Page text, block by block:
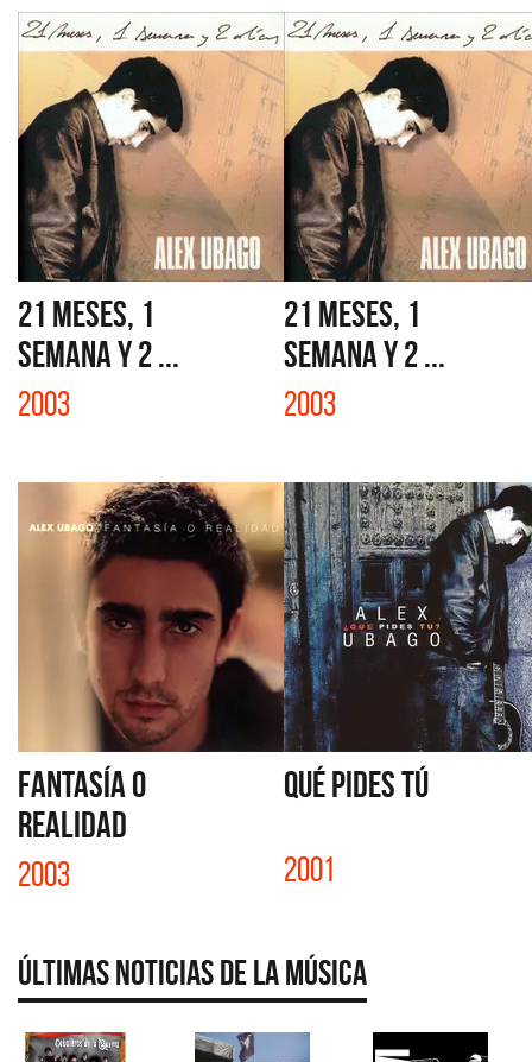
21 MESES, 1
SEMANA Y 2 ...
2003
21 MESES, 1
SEMANA Y 2 ...
2003
FANTASÍA O
REALIDAD
2003
QUÉ PIDES TÚ
2001
Últimas Noticias de la Música